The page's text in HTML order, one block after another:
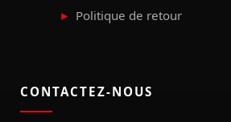
Politique de retour
CONTACTEZ-NOUS